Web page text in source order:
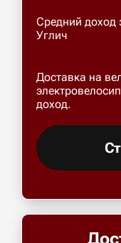
Средний доход
Углич
Доставка на
доход.